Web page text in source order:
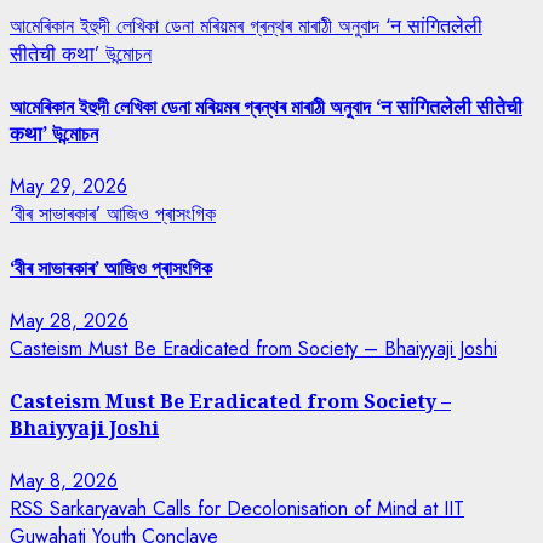
আমেৰিকান ইহুদী লেখিকা ডেনা মৰিয়মৰ গ্ৰন্থৰ মাৰাঠী অনুবাদ ‘न सांगितलेली
सीतेची कथा’ উন্মোচন
আমেৰিকান ইহুদী লেখিকা ডেনা মৰিয়মৰ গ্ৰন্থৰ মাৰাঠী অনুবাদ ‘न सांगितलेली सीतेची
कथा’ উন্মোচন
May 29, 2026
‘বীৰ সাভাৰকাৰ’ আজিও প্ৰাসংগিক
‘বীৰ সাভাৰকাৰ’ আজিও প্ৰাসংগিক
May 28, 2026
Casteism Must Be Eradicated from Society – Bhaiyyaji Joshi
Casteism Must Be Eradicated from Society –
Bhaiyyaji Joshi
May 8, 2026
RSS Sarkaryavah Calls for Decolonisation of Mind at IIT
Guwahati Youth Conclave